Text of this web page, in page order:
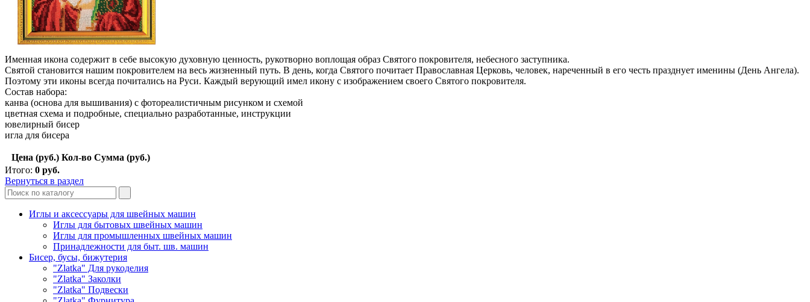
Именная икона содержит в себе высокую духовную ценность, рукотворно воплощая образ Святого покровителя, небесного заступника.
Святой становится нашим покровителем на весь жизненный путь. В день, когда Святого почитает Православная Церковь, человек, нареченный в его честь празднует именины (День Ангела).
Поэтому эти иконы всегда почитались на Руси. Каждый верующий имел икону с изображением своего Святого покровителя.
Состав набора:
канва (основа для вышивания) с фотореалистичным рисунком и схемой
цветная схема и подробные, специально разработанные, инструкции
ювелирный бисер
игла для бисера
Цена (руб.) Кол-во Сумма (руб.)
Итого: 0 руб.
Вернуться в раздел
Иглы и аксессуары для швейных машин
Иглы для бытовых швейных машин
Иглы для промышленных швейных машин
Принадлежности для быт. шв. машин
Бисер, бусы, бижутерия
"Zlatka" Для рукоделия
"Zlatka" Заколки
"Zlatka" Подвески